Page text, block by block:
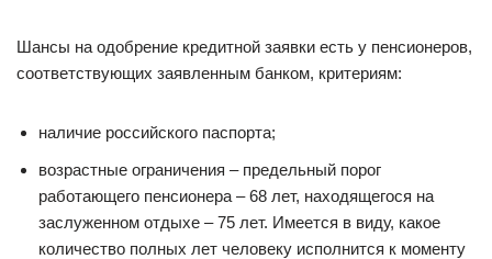
Шансы на одобрение кредитной заявки есть у пенсионеров,
соответствующих заявленным банком, критериям:
наличие российского паспорта;
возрастные ограничения – предельный порог
работающего пенсионера – 68 лет, находящегося на
заслуженном отдыхе – 75 лет. Имеется в виду, какое
количество полных лет человеку исполнится к моменту